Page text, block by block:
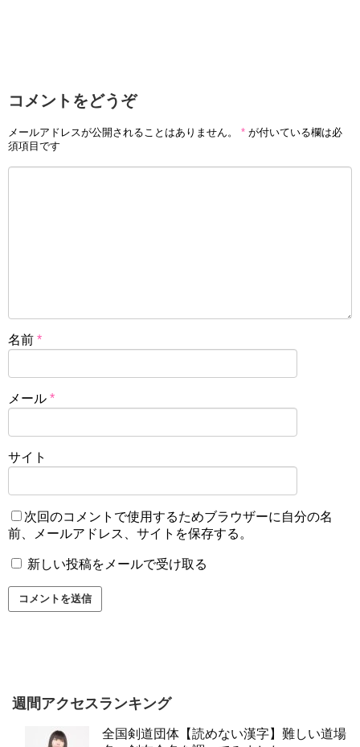
コメントをどうぞ
メールアドレスが公開されることはありません。 * が付いている欄は必
須項目です
名前 *
メール *
サイト
次回のコメントで使用するためブラウザーに自分の名
前、メールアドレス、サイトを保存する。
新しい投稿をメールで受け取る
週間アクセスランキング
全国剣道団体【読めない漢字】難しい道場